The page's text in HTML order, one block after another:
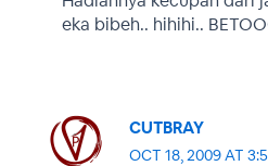
eka bibeh.. hihihi..
CUTBRAY
OCT 18, 2009 AT